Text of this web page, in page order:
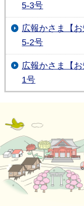
5-3号
広報かさま【
5-2号
広報かさま【
1号